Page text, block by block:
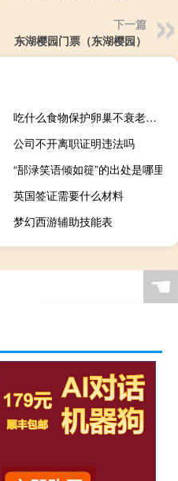
下一篇
东湖樱园门票（东湖樱园）
吃什么食物保护卵巢不衰老（怎么保护卵巢不衰老）
公司不开离职证明违法吗
“郚渌笑语倾如簁”的出处是哪里
英国签证需要什么材料
梦幻西游辅助技能表
☚